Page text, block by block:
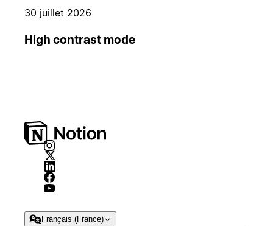
30 juillet 2026
High contrast mode
Français (France)